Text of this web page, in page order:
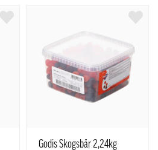
Godis Skogsbär 2,24kg